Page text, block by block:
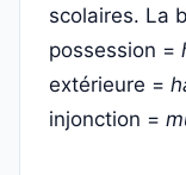
scolaires. La
possession =
extérieure =
injonction =